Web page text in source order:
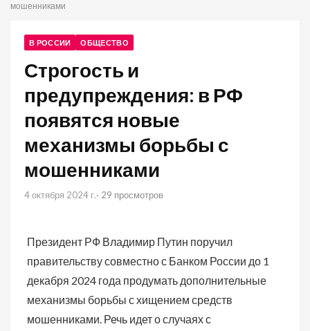
мошенниками
В РОССИИ ОБЩЕСТВО
Строгость и
предупреждения: в РФ
появятся новые
механизмы борьбы с
мошенниками
4 октября 2024 г.· 29 просмотров
Президент РФ Владимир Путин поручил
правительству совместно с Банком России до 1
декабря 2024 года продумать дополнительные
механизмы борьбы с хищением средств
мошенниками. Речь идет о случаях с